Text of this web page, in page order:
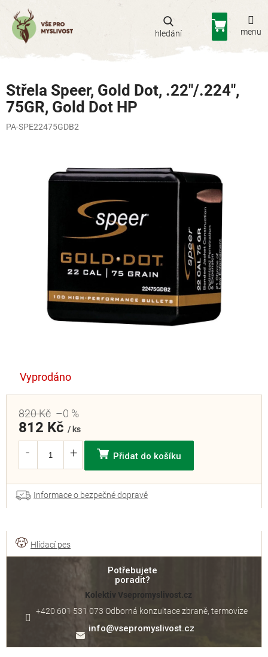
obsah
Nákupní
košík
Střela Speer, Gold Dot, .22"/.224",
75GR, Gold Dot HP
PA-SPE22475GDB2
Vyprodáno
820 Kč –0 %
812 Kč / ks
Přidat do košíku
Informace o bezpečné dopravě
Potřebujete
poradit?
Kolektiv Vsepromyslivost.cz
info@vsepromyslivost.cz
+420 601 531 073 Odborná konzultace zbraně, termovize